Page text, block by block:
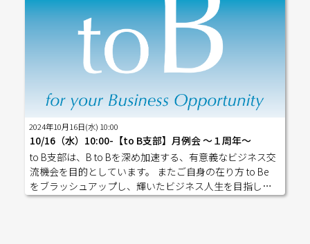
時変更あり【開催】Zoom【参加費】 ゲスト、会員 3,00
0円(税込) 準役員、役員 1,000円(税込) ※ゲスト参加は全
支部あわせて2回までです【役員】主催：伊達実紀（共創
CIブランド戦略コンサルタント・女性起業家支援）幹事：
募集中事務局長：倉持賢一（多機能サイト制作）【タイ
て開催）10:00～10:15 アイスブレイク＋会の説明10:20～
10:28 D・カーネギー「人を動かす」シェア 10:28～10:40
10分ミニセミナー 10:40～10:45 休憩（5分） 10:45～10:
50 相互ビジネスPR ご説明 ３〜５人のグループになっ
て、１人ずつご自身のビジネスのプレゼンテーションを
していただきます。プレゼンテーションの時間はグルー
プ人数によって多少変わりますが、２分前後です。 10:50
サイトからお知らせいたしますので、必ず参加申し込み
をお願いいたします。 有料会員の方はクーポンコードを
記入し、０円にてチケットをご購入ください！※クーポ
ンコードは「開業移転パートナーズ」の掲示板「【有料
会員限定】クーポンコード」をご参照ください。 １００
年ＨＡＰＰＹプロジェクトにご登録いただいている方
は、プロフィールをコピーできるボタンがありますの
で、ご登録の上、ご活用ください。（登録無料） 100年HA
PPYプロジェクト登録
2024年10月16日(水) 10:00
10/16（水）10:00-【to B支部】月例会 〜１周年〜
to B支部は、B to Bを深め加速する、有意義なビジネス交
流機会を目的としています。 またご自身の在り方 to Be
をブラッシュアップし、輝いたビジネス人生を目指して
いきます。 （毎月第３水曜日10:00-12:00開催） Business T